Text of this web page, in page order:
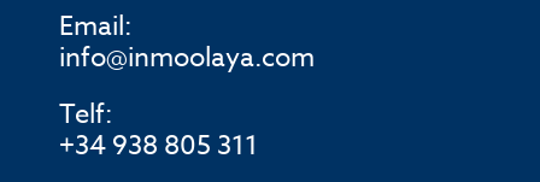
Email:
info@inmoolaya.com
Telf:
+34 938 805 311